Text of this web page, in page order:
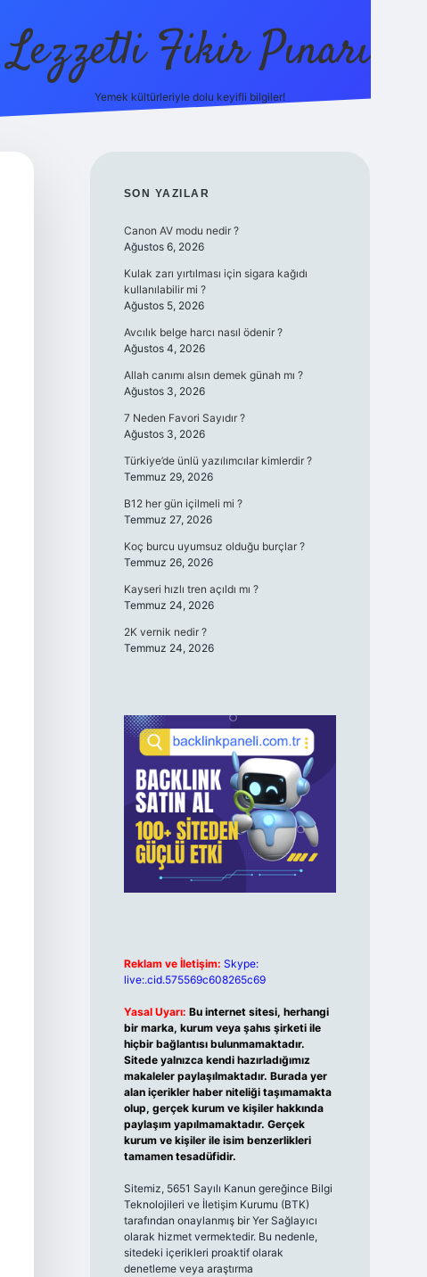
Lezzetli Fikir Pınarı
Yemek kültürleriyle dolu keyifli bilgiler!
SIDEBAR
SON YAZILAR
Canon AV modu nedir ?
Ağustos 6, 2026
Kulak zarı yırtılması için sigara kağıdı
kullanılabilir mi ?
Ağustos 5, 2026
Avcılık belge harcı nasıl ödenir ?
Ağustos 4, 2026
Allah canımı alsın demek günah mı ?
Ağustos 3, 2026
7 Neden Favori Sayıdır ?
Ağustos 3, 2026
Türkiye’de ünlü yazılımcılar kimlerdir ?
Temmuz 29, 2026
B12 her gün içilmeli mi ?
Temmuz 27, 2026
Koç burcu uyumsuz olduğu burçlar ?
Temmuz 26, 2026
Kayseri hızlı tren açıldı mı ?
Temmuz 24, 2026
2K vernik nedir ?
Temmuz 24, 2026
Reklam ve İletişim: Skype:
live:.cid.575569c608265c69
Yasal Uyarı: Bu internet sitesi, herhangi
bir marka, kurum veya şahıs şirketi ile
hiçbir bağlantısı bulunmamaktadır.
Sitede yalnızca kendi hazırladığımız
makaleler paylaşılmaktadır. Burada yer
alan içerikler haber niteliği taşımamakta
olup, gerçek kurum ve kişiler hakkında
paylaşım yapılmamaktadır. Gerçek
kurum ve kişiler ile isim benzerlikleri
tamamen tesadüfidir.
Sitemiz, 5651 Sayılı Kanun gereğince Bilgi
Teknolojileri ve İletişim Kurumu (BTK)
tarafından onaylanmış bir Yer Sağlayıcı
olarak hizmet vermektedir. Bu nedenle,
sitedeki içerikleri proaktif olarak
denetleme veya araştırma